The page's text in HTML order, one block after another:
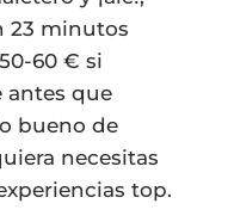
23 minutos
60 € si
antes que
bueno de
necesitas
top.